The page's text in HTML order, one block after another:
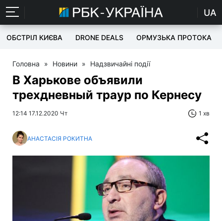
UA
ОБСТРІЛ КИЄВА DRONE DEALS ОРМУЗЬКА ПРОТОКА
Головна » Новини » Надзвичайні події
В Харькове объявили
трехдневный траур по Кернесу
12:14 17.12.2020 Чт 1 хв
АНАСТАСІЯ РОКИТНА